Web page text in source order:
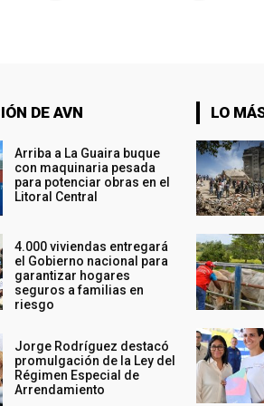
DE AVN
Arriba a La Guaira buque
con maquinaria pesada
para potenciar obras en el
Litoral Central
4.000 viviendas entregará
el Gobierno nacional para
garantizar hogares
seguros a familias en
riesgo
Jorge Rodríguez destacó
promulgación de la Ley del
Régimen Especial de
Arrendamiento
LO